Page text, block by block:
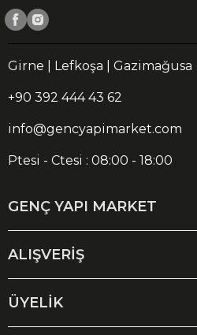
Girne | Lefkoşa | Gazimağusa
+90 392 444 43 62
info@gencyapimarket.com
Ptesi - Ctesi : 08:00 - 18:00
GENÇ YAPI MARKET
ALIŞVERİŞ
ÜYELİK